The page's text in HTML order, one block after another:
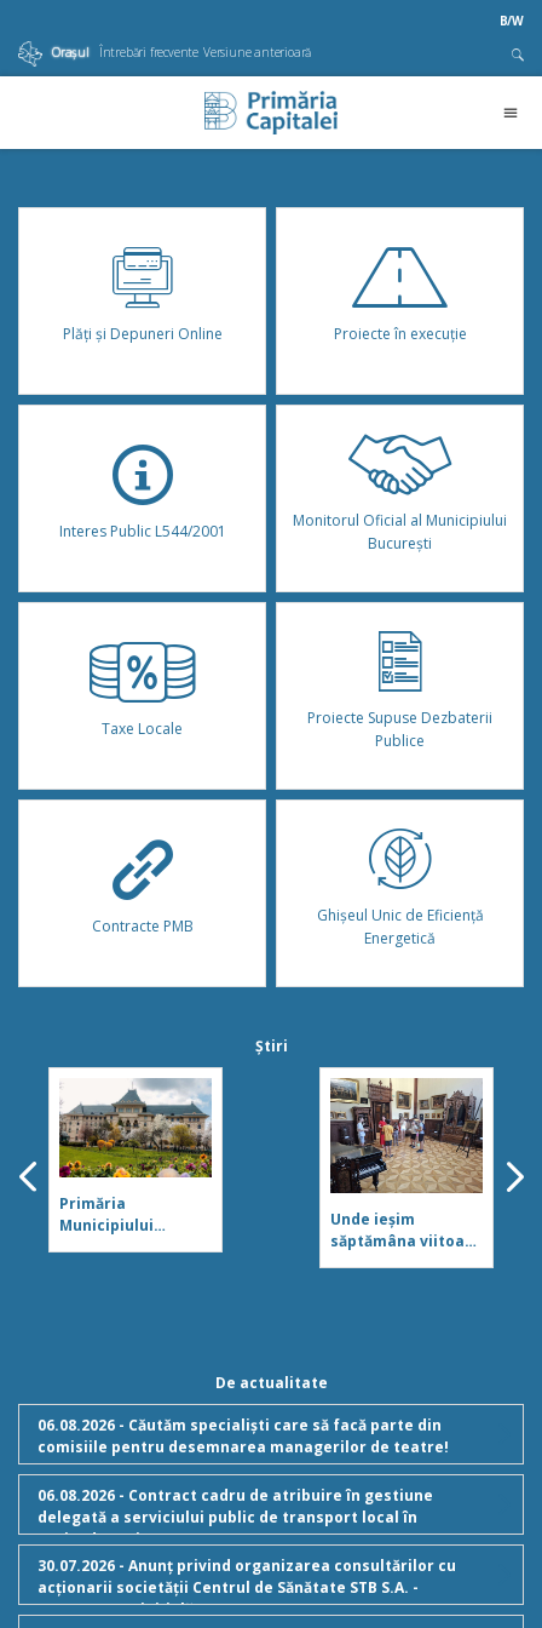
B/W
Orașul
Întrebări frecvente Versiune anterioară
Plăţi şi Depuneri Online Proiecte în execuție
Interes Public L544/2001
Monitorul Oficial al Municipiului
București
Taxe Locale
Proiecte Supuse Dezbaterii
Publice
Contracte PMB
Ghișeul Unic de Eficiență
Energetică
Știri
Primăria
Municipiului
București a împlinit
Unde ieșim
săptămâna viitoare
în București. Tur
Arcul de Triumf
De actualitate
06.08.2026 - Căutăm specialiști care să facă parte din
comisiile pentru desemnarea managerilor de teatre!
06.08.2026 - Contract cadru de atribuire în gestiune
delegată a serviciului public de transport local în
regim de taxi
30.07.2026 - Anunț privind organizarea consultărilor cu
acționarii societății Centrul de Sănătate STB S.A. -
Componenta inițială